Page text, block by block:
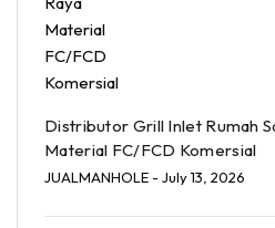
Distributor Grill Inlet Rumah
Material FC/FCD Komersial
JUALMANHOLE - July 13, 2026